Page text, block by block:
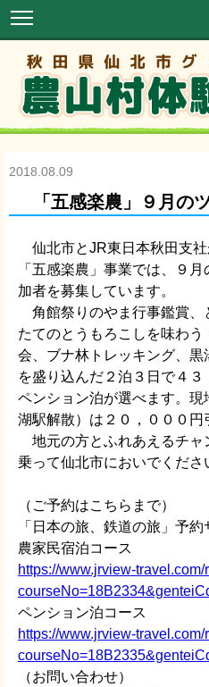
2018.08.09
「五感楽農」９月の
仙北市とJR東日本秋田支
「五感楽農」事業では、９
加者を募集しています。
角館祭りのやま行事鑑賞、
たてのとうもろこしを味わ
会、ブナ林トレッキング、
を盛り込んだ２泊３日で４
ペンション泊が選べます。
湖駅解散）は２０，０００円
地元の方とふれあえるチャ
乗って仙北市においでくださ
（ご予約はこちらまで）
「日本の旅、鉄道の旅」予約
農家民宿泊コース
https://www.jrview-
ペンション泊コース
https://www.jrview-
（お問い合わせ）